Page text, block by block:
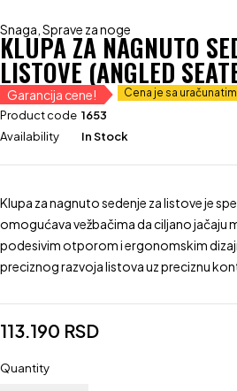
Snaga Sprave za noge
KLUPA ZA NAGNUTO
LISTOVE (ANGLED
Garancija cene! Cena je sa
Product code 1653
Availability
In Stock
Klupa za nagnuto sedenje za listove je
omogućava vežbačima da ciljano jačaju
podesivim otporom i ergonomskim
preciznog razvoja listova uz preciznu
113.190 RSD
Quantity